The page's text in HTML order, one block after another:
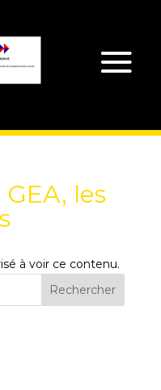
les
à voir ce contenu.